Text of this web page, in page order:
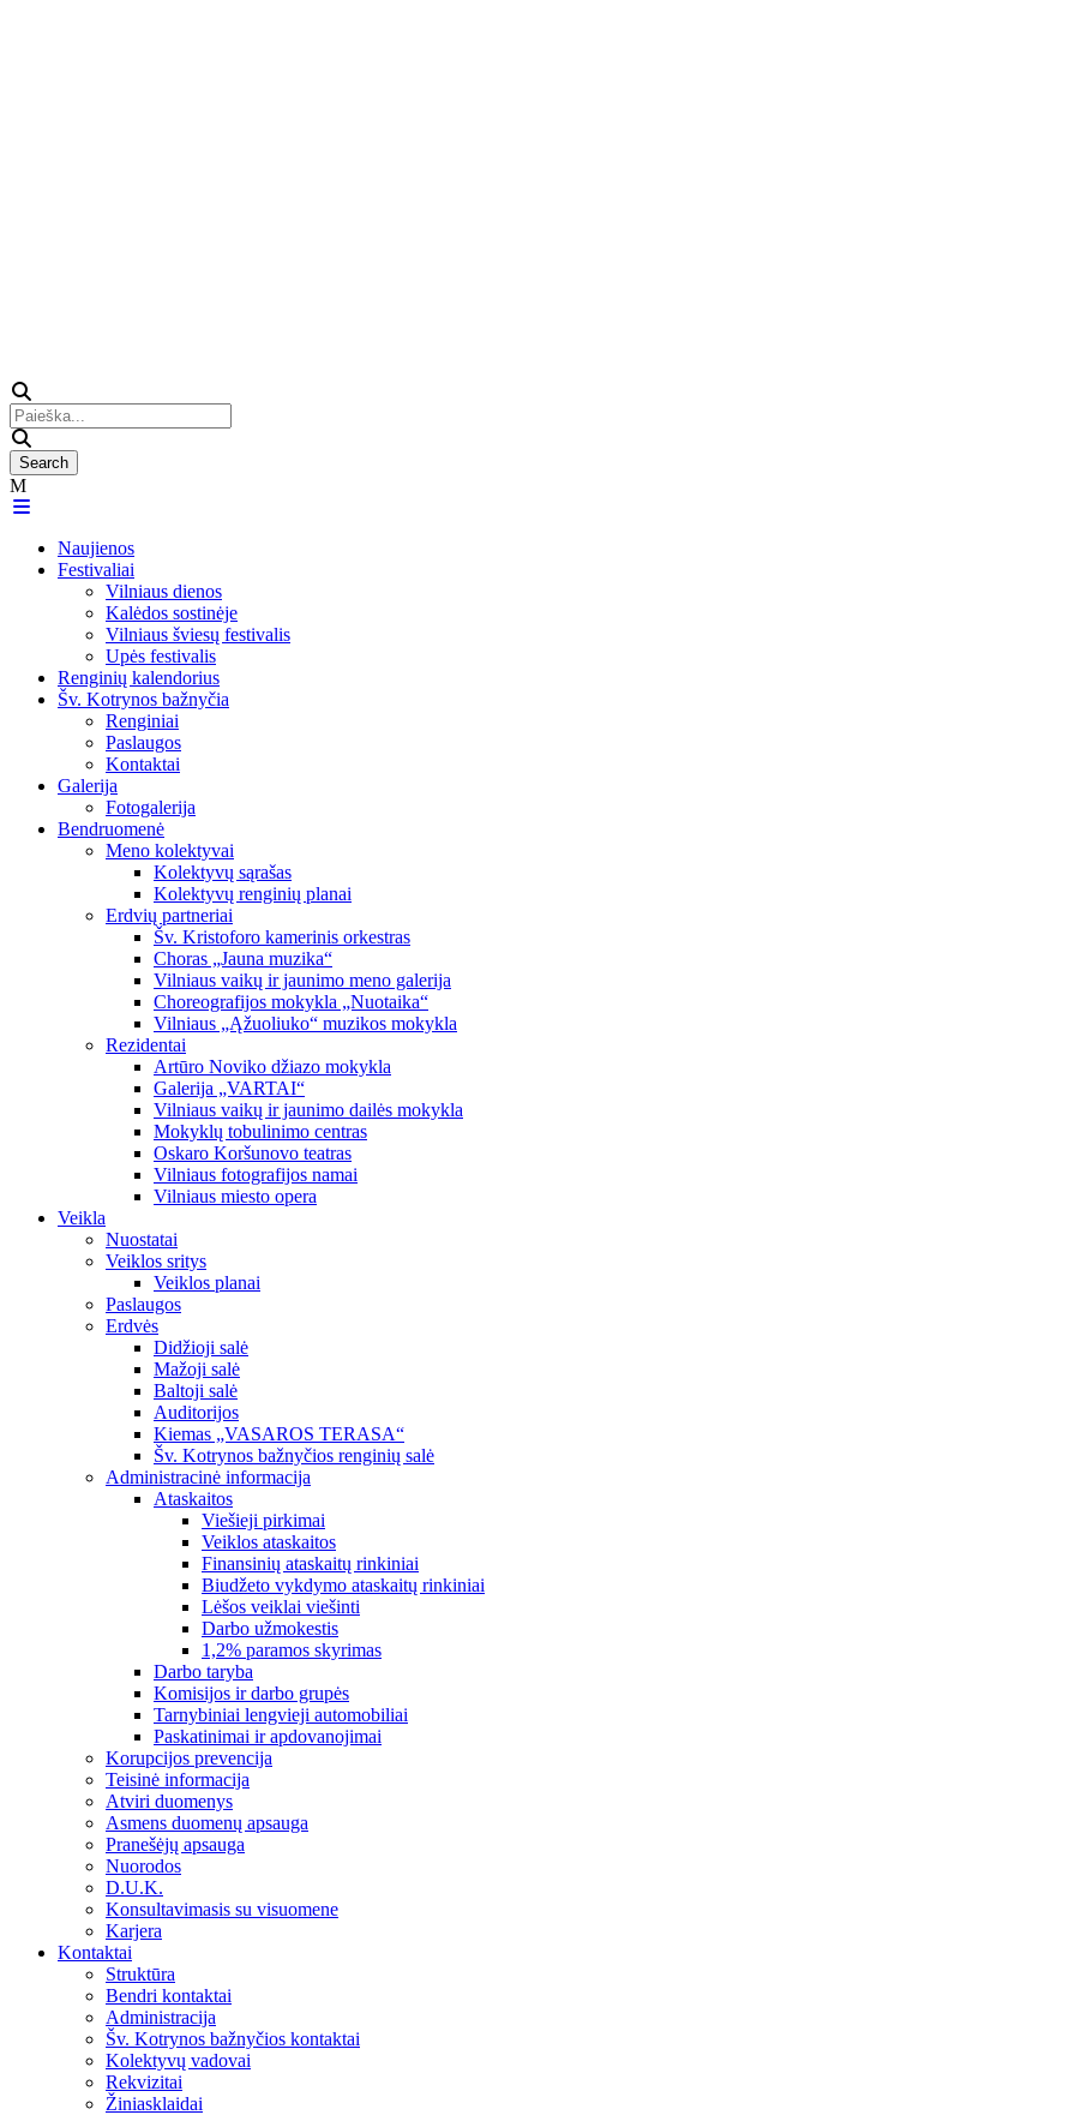
Naujienos
Festivaliai
Vilniaus dienos
Kalėdos sostinėje
Vilniaus šviesų festivalis
Upės festivalis
Renginių kalendorius
Šv. Kotrynos bažnyčia
Renginiai
Paslaugos
Kontaktai
Galerija
Fotogalerija
Bendruomenė
Meno kolektyvai
Kolektyvų sąrašas
Kolektyvų renginių planai
Erdvių partneriai
Šv. Kristoforo kamerinis orkestras
Choras „Jauna muzika“
Vilniaus vaikų ir jaunimo meno galerija
Choreografijos mokykla „Nuotaika“
Vilniaus „Ąžuoliuko“ muzikos mokykla
Rezidentai
Artūro Noviko džiazo mokykla
Galerija „VARTAI“
Vilniaus vaikų ir jaunimo dailės mokykla
Mokyklų tobulinimo centras
Oskaro Koršunovo teatras
Vilniaus fotografijos namai
Vilniaus miesto opera
Veikla
Nuostatai
Veiklos sritys
Veiklos planai
Paslaugos
Erdvės
Didžioji salė
Mažoji salė
Baltoji salė
Auditorijos
Kiemas „VASAROS TERASA“
Šv. Kotrynos bažnyčios renginių salė
Administracinė informacija
Ataskaitos
Viešieji pirkimai
Veiklos ataskaitos
Finansinių ataskaitų rinkiniai
Biudžeto vykdymo ataskaitų rinkiniai
Lėšos veiklai viešinti
Darbo užmokestis
1,2% paramos skyrimas
Darbo taryba
Komisijos ir darbo grupės
Tarnybiniai lengvieji automobiliai
Paskatinimai ir apdovanojimai
Korupcijos prevencija
Teisinė informacija
Atviri duomenys
Asmens duomenų apsauga
Pranešėjų apsauga
Nuorodos
D.U.K.
Konsultavimasis su visuomene
Karjera
Kontaktai
Struktūra
Bendri kontaktai
Administracija
Šv. Kotrynos bažnyčios kontaktai
Kolektyvų vadovai
Rekvizitai
Žiniasklaidai